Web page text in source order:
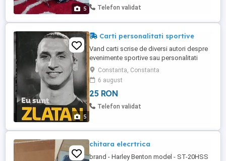
5
18" si capace de fuss 14" Paiste plus o ...
Telefon validat
5
Carti personalitati sportive
Vand carti scrise de diversi autori despre
evenimente sportive sau personalitati
sportive, in stare foarte buna, aproape noi.
Preturi negociabile intre 10 si 30 de lei,
pretul este in functie de cartea dorita.
Trimit si in tara, prin Posta Romana sau
Curier (cu plata transportului în avans).
Constanta, Constanta
6 august
25 RON
Telefon validat
chitara elecrtrica
brand - Harley Benton model - ST-20HSS